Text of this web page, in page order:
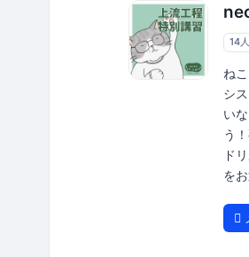
14人
ね
シ
い
う
ド
を